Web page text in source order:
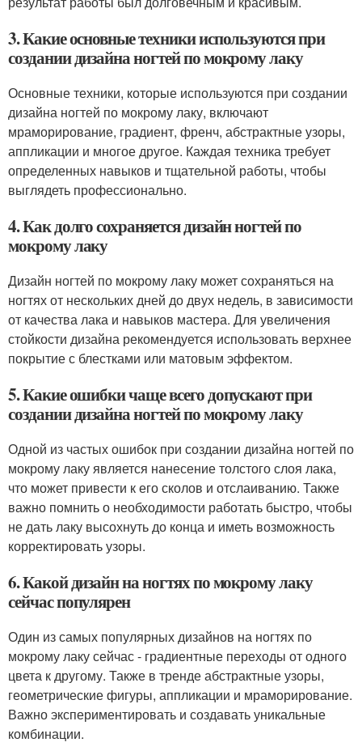
3. Какие основные техники используются при
создании дизайна ногтей по мокрому лаку
Основные техники, которые используются при создании
дизайна ногтей по мокрому лаку, включают
мраморирование, градиент, френч, абстрактные узоры,
аппликации и многое другое. Каждая техника требует
определенных навыков и тщательной работы, чтобы
выглядеть профессионально.
4. Как долго сохраняется дизайн ногтей по
мокрому лаку
Дизайн ногтей по мокрому лаку может сохраняться на
ногтях от нескольких дней до двух недель, в зависимости
от качества лака и навыков мастера. Для увеличения
стойкости дизайна рекомендуется использовать верхнее
покрытие с блестками или матовым эффектом.
5. Какие ошибки чаще всего допускают при
создании дизайна ногтей по мокрому лаку
Одной из частых ошибок при создании дизайна ногтей по
мокрому лаку является нанесение толстого слоя лака,
что может привести к его сколов и отслаиванию. Также
важно помнить о необходимости работать быстро, чтобы
не дать лаку высохнуть до конца и иметь возможность
корректировать узоры.
6. Какой дизайн на ногтях по мокрому лаку
сейчас популярен
Один из самых популярных дизайнов на ногтях по
мокрому лаку сейчас - градиентные переходы от одного
цвета к другому. Также в тренде абстрактные узоры,
геометрические фигуры, аппликации и мраморирование.
Важно экспериментировать и создавать уникальные
комбинации.